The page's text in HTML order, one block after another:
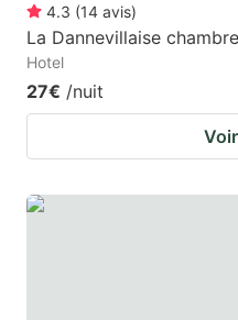
4.3 (14 avis)
La Dannevillaise
Hotel
27€ /nuit